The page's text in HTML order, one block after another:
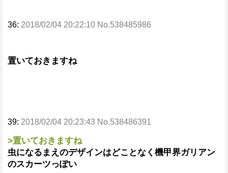
36: 2018/02/04 20:22:10 No.538485986
置いておきますね
39: 2018/02/04 20:23:43 No.538486391
>置いておきますね
虫になるまえのデザインはどことなく機甲界ガリアン
のスカーツっぽい